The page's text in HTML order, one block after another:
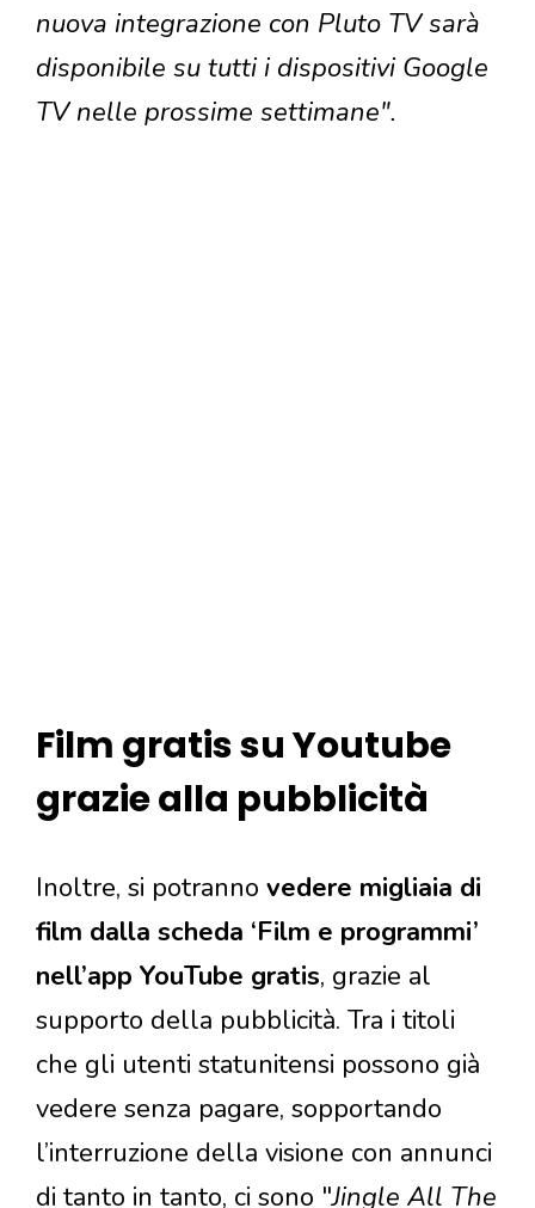
nuova integrazione con Pluto TV sarà
disponibile su tutti i dispositivi Google
TV nelle prossime settimane".
Film gratis su Youtube
grazie alla pubblicità
Inoltre, si potranno vedere migliaia di
film dalla scheda ‘Film e programmi’
nell’app YouTube gratis, grazie al
supporto della pubblicità. Tra i titoli
che gli utenti statunitensi possono già
vedere senza pagare, sopportando
l’interruzione della visione con annunci
di tanto in tanto, ci sono "Jingle All The